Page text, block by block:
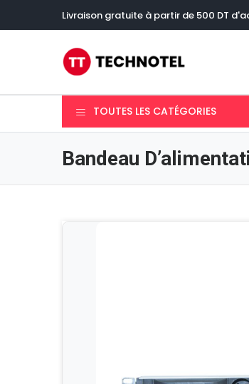
Livraison gratuite à partir de 500 DT
TOUTES LES CATÉGORIES
Bandeau